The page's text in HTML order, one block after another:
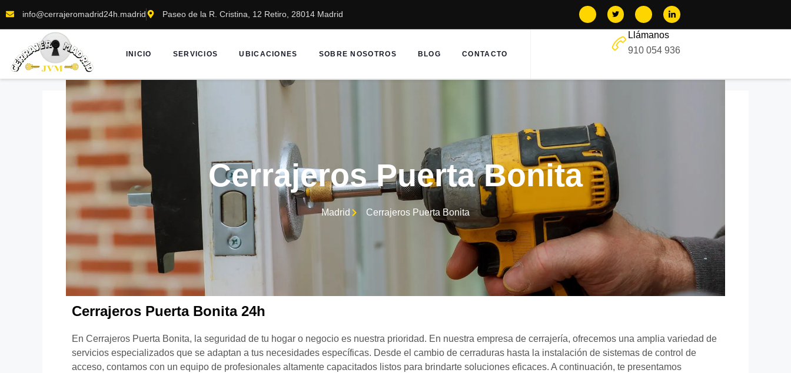
info@cerrajeromadrid24h.madrid Paseo de la R. Cristina, 12 Retiro, 28014 Madrid
INICIO SERVICIOS UBICACIONES SOBRE NOSOTROS BLOG CONTACTO
Llámanos
910 054 936
Cerrajeros Puerta Bonita
Madrid Cerrajeros Puerta Bonita
Cerrajeros Puerta Bonita 24h
En Cerrajeros Puerta Bonita, la seguridad de tu hogar o negocio es nuestra prioridad. En nuestra empresa de cerrajería, ofrecemos una amplia variedad de
servicios especializados que se adaptan a tus necesidades específicas. Desde el cambio de cerraduras hasta la instalación de sistemas de control de
acceso, contamos con un equipo de profesionales altamente capacitados listos para brindarte soluciones eficaces. A continuación, te presentamos